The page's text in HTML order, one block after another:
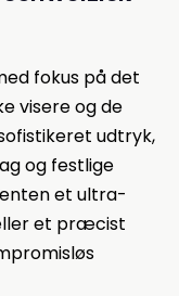
fokus på det
visere og de
udtryk,
og festlige
et ultra-
et præcist